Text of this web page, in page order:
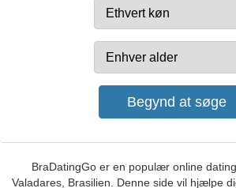
BraDatingGo er en populær online
Valadares, Brasilien. Denne side vil hjælpe